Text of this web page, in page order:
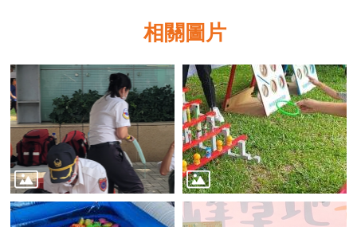
機
關
介
紹
業
務
資
訊
相關圖片